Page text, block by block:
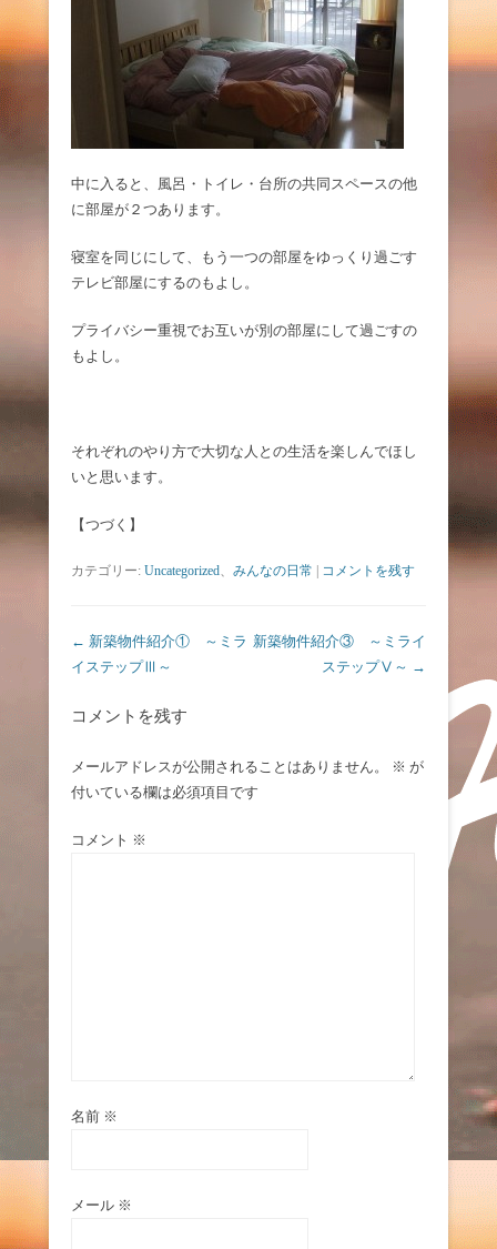
中に入ると、風呂・トイレ・台所の共同スペースの他
に部屋が２つあります。
寝室を同じにして、もう一つの部屋をゆっくり過ごす
テレビ部屋にするのもよし。
プライバシー重視でお互いが別の部屋にして過ごすの
もよし。
それぞれのやり方で大切な人との生活を楽しんでほし
いと思います。
【つづく】
カテゴリー: Uncategorized、 みんなの日常 コメントを残す
投稿ナビゲーション
← 新築物件紹介① ～ミラ
イステップⅢ～
新築物件紹介③ ～ミライ
ステップⅤ～ →
コメントを残す
メールアドレスが公開されることはありません。 ※ が
付いている欄は必須項目です
コメント ※
名前 ※
メール ※